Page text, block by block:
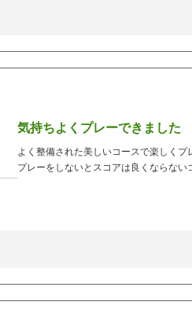
気持ちよくプレーできました
よく整備された美しいコースで楽しく
プレーをしないとスコアは良くならな